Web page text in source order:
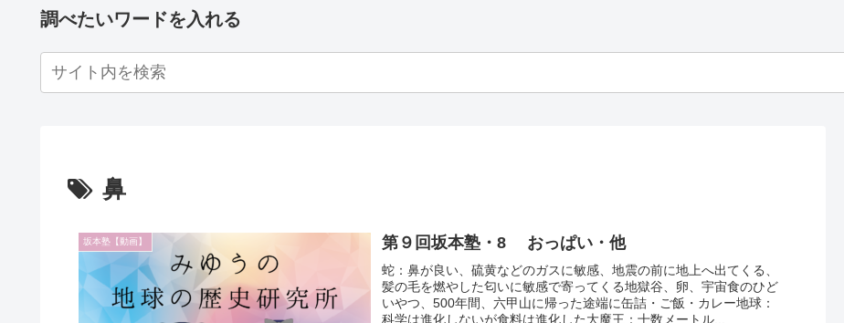
調べたいワードを入れる
鼻
坂本塾【動画】 第９回坂本塾・8 おっぱい・他
蛇：鼻が良い、硫黄などのガスに敏感、地震の前に地上へ出てくる、
髪の毛を燃やした匂いに敏感で寄ってくる地獄谷、卵、宇宙食のひど
いやつ、500年間、六甲山に帰った途端に缶詰・ご飯・カレー地球：
科学は進化しないが食料は進化した大魔王：十数メートル...